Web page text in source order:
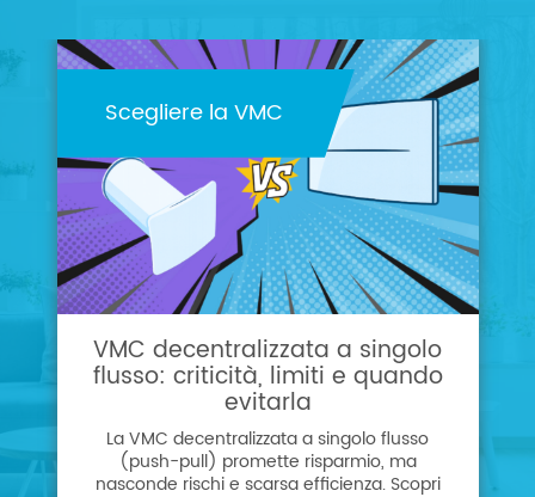
Scegliere la VMC
VMC decentralizzata a singolo
flusso: criticità, limiti e quando
evitarla
La VMC decentralizzata a singolo flusso
(push-pull) promette risparmio, ma
nasconde rischi e scarsa efficienza. Scopri